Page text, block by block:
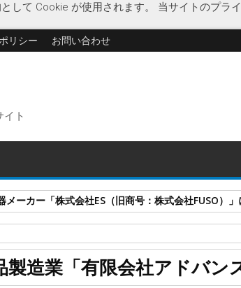
して Cookie が使用されます。 当サイトのプラ
リシー お問い合わせ
イト
メーカー「株式会社ES（旧商号：株式会社FUSO
綻 経済 佐賀県 什器製作
破産開始決定
ス」に破産開始決定
造業「有限会社アドバン